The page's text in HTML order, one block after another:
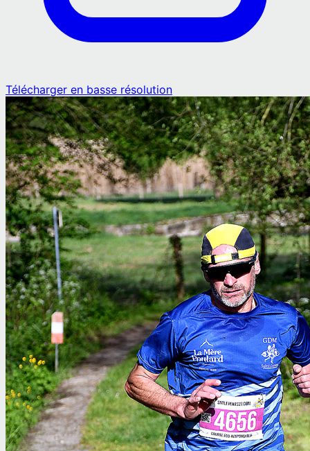
Télécharger en basse résolution